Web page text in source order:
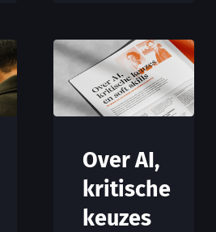
Over AI,
kritische
keuzes